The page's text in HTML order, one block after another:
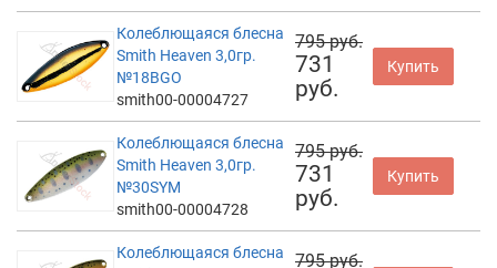
Колеблющаяся блесна
Smith Heaven 3,0гр.
№18BGO
smith00-00004727
795 руб.
731
руб.
Купить
Колеблющаяся блесна
Smith Heaven 3,0гр.
№30SYM
smith00-00004728
795 руб.
731
руб.
Купить
Колеблющаяся блесна
795 руб.